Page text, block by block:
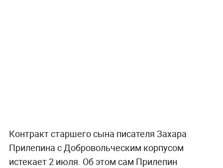
Контракт старшего сына писателя Захара
Прилепина с Добровольческим корпусом
истекает 2 июля. Об этом сам Прилепин